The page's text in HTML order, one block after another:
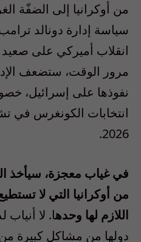
من أوكرانيا إلى الضفّة
سياسة إدارة دونالد
انقلاب أميركي على صعيد
مرور الوقت، ستضعف
نفوذها على إسرائيل،
انتخابات الكونغرس في
2026.
في غياب معجزة، سيأخذ
من أوكرانيا التي لا
اللازم لها وحدها. لا أنياب
دولها من مشاكل كبيرة